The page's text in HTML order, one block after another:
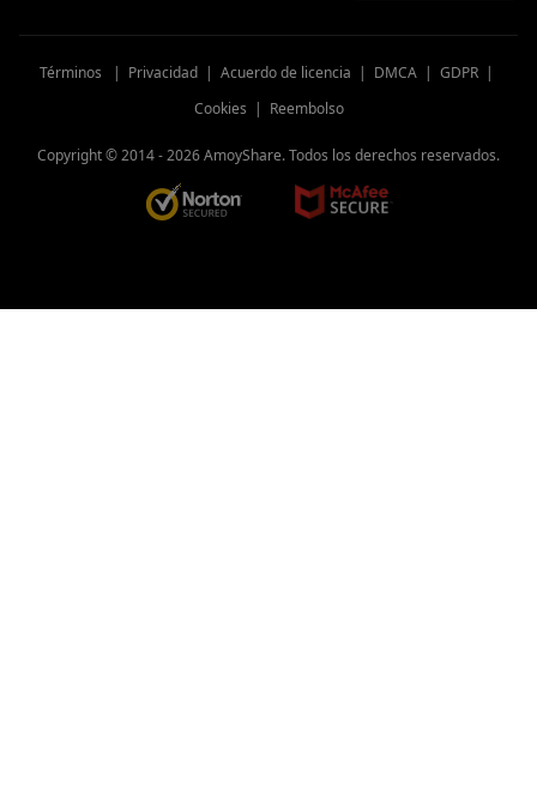
Términos | Privacidad | Acuerdo de licencia | DMCA | GDPR |
Cookies | Reembolso
Copyright © 2014 -2026AmoyShare. Todos los derechos reservados.